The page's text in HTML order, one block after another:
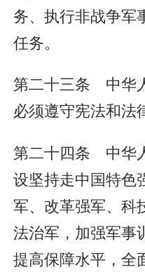
务、执行非战争军
任务。
第二十三条 中华
必须遵守宪法和法
第二十四条 中华
设坚持走中国特色
军、改革强军、科
法治军，加强军事
提高保障水平，全